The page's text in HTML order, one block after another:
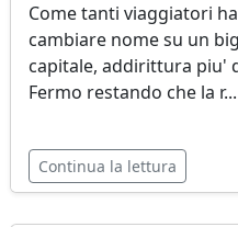
Come tanti viaggiatori
cambiare nome su un
capitale, addirittura piu'
Fermo restando che la r...
Continua la lettura